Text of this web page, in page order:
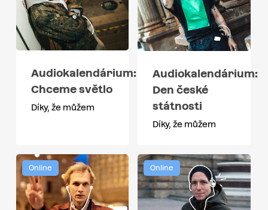
Audiokalendárium:
Chceme světlo
Díky, že můžem
Audiokalendárium:
Den české
státnosti
Díky, že můžem
Online Online